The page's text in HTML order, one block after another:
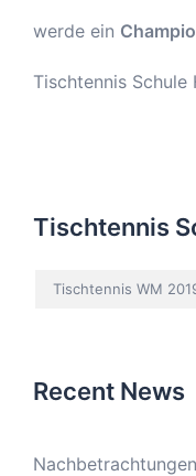
werde ein
Tischtennis Schule
Tischtennis
Tischtennis WM
Recent News